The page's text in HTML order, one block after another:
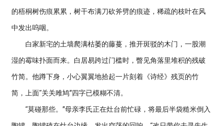
的梧桐树伤痕累累，树干布满刀砍斧劈的痕迹，稀疏的枝叶在风
中发出呜咽。
白家新宅的土墙爬满枯萎的藤蔓，推开斑驳的木门，一股潮
湿的霉味扑面而来。白居易跨过门槛时，瞥见角落里堆积的残破
竹简。他蹲下身，小心翼翼地拾起一片刻着《诗经》残页的竹
简，上面“关关雎鸠”四字已模糊不清。
“莫碰那些。”母亲李氏正在灶台前忙碌，将最后半袋糙米倒入